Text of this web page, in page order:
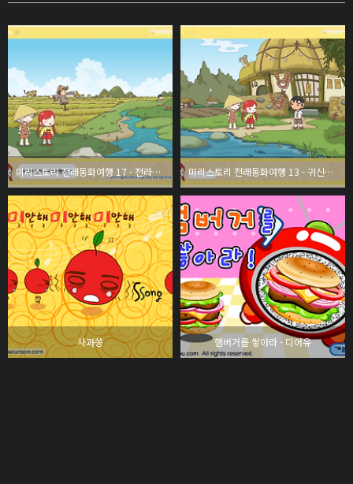
미리스토리 전래동화여행 17 - 전라도의 콩쥐 미리스토리 전래동화여행 13 - 귀신이 뭐이래
사과쏭 햄버거를 쌓아라 - 디어유